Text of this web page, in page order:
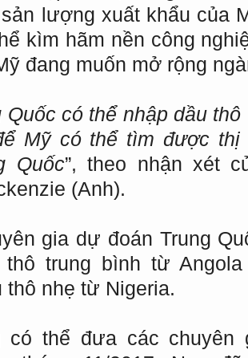
lượng xuất khẩu của
kìm hãm nền công
đang muốn mở rộng
Quốc có thể nhập dầu
Mỹ có thể tìm được
Quốc”, theo nhận xét
(Anh).
gia dự đoán Trung
thô trung bình từ
thô nhẹ từ Nigeria.
có thể đưa các chuyên